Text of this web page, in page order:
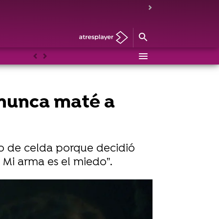
AnteriorSiguiente
maté a
de celda porque decidió
arma es el miedo”.